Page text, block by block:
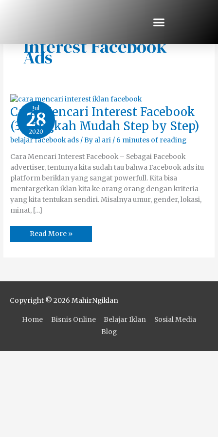
Interest Facebook
Ads
Jul
28
2020
Cara Mencari Interest Facebook
(3 Langkah Mudah Step by Step)
belajar facebook ads / By al ari / 6 minutes of reading
Cara Mencari Interest Facebook – Sebagai Facebook
advertiser, tentunya kita sudah tau bahwa Facebook ads itu
platform beriklan yang sangat powerfull. Kita bisa
mentargetkan iklan kita ke orang orang dengan kriteria
yang kita tentukan sendiri. Misalnya umur, gender, lokasi,
minat, […]
Cara
Mencari
Interest
Facebook
(3
Langkah
by
Step)
Read More »
Copyright © 2026 MahirNgiklan
Home Bisnis Online Belajar Iklan
Sosial Media
Blog